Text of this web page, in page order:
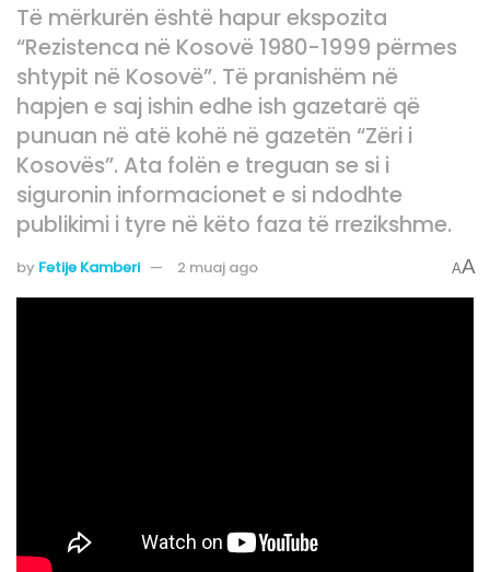
Të mërkurën është hapur ekspozita
“Rezistenca në Kosovë 1980-1999 përmes
shtypit në Kosovë”. Të pranishëm në
hapjen e saj ishin edhe ish gazetarë që
punuan në atë kohë në gazetën “Zëri i
Kosovës”. Ata folën e treguan se si i
siguronin informacionet e si ndodhte
publikimi i tyre në këto faza të rrezikshme.
by Fetije Kamberi 2 muaj ago AA